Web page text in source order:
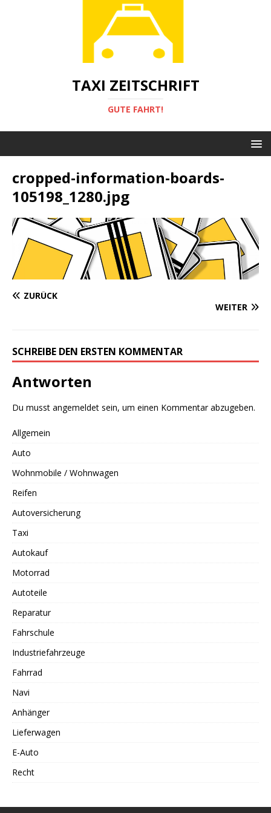
TAXI ZEITSCHRIFT
GUTE FAHRT!
cropped-information-boards-
105198_1280.jpg
ZURÜCK
WEITER
SCHREIBE DEN ERSTEN KOMMENTAR
Antworten
Du musst angemeldet sein, um einen Kommentar abzugeben.
Allgemein
Auto
Wohnmobile / Wohnwagen
Reifen
Autoversicherung
Taxi
Autokauf
Motorrad
Autoteile
Reparatur
Fahrschule
Industriefahrzeuge
Fahrrad
Navi
Anhänger
Lieferwagen
E-Auto
Recht